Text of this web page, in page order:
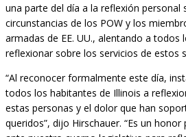
una parte del día a la reflexión personal
circunstancias de los POW y los
armadas de EE. UU., alentando a todos
reflexionar sobre los servicios de estos
“Al reconocer formalmente este día,
todos los habitantes de Illinois a
estas personas y el dolor que han
queridos”, dijo Hirschauer. “Es un